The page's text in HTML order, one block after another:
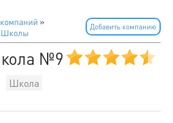
»
Школы
Добавить компанию
№9
Школа